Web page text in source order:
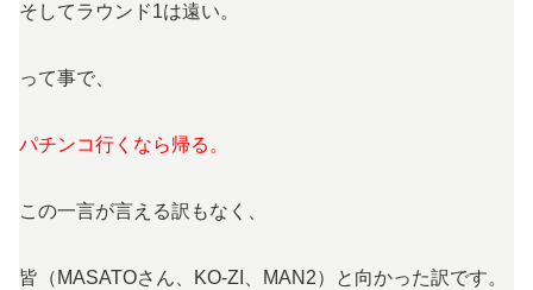
そしてラウンド1は遠い。
って事で、
パチンコ行くなら帰る。
この一言が言える訳もなく、
皆（MASATOさん、KO-ZI、MAN2）と向かった訳です。